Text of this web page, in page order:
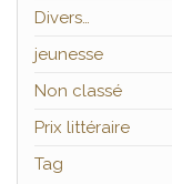
Divers…
jeunesse
Non classé
Prix littéraire
Tag